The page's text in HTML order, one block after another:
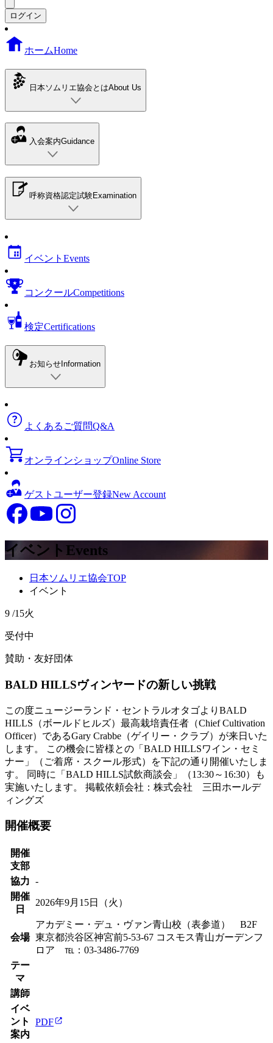
ログイン
ホームHome
日本ソムリエ協会とはAbout Us
入会案内Guidance
呼称資格認定試験Examination
イベント Events
コンクールCompetitions
検定Certifications
お知らせInformation
よくあるご質問Q&A
オンラインショップOnline Store
ゲストユーザー登録New Account
イベント Events
日本ソムリエ協会TOP
イベント
9 /15火
受付中
賛助・友好団体
BALD HILLSヴィンヤードの新しい挑戦
この度ニュージーランド・セントラルオタゴよりBALD
HILLS（ボールドヒルズ）最高栽培責任者（Chief Cultivation
Officer）であるGary Crabbe（ゲイリー・クラブ）が来日いた
します。 この機会に皆様との「BALD HILLSワイン・セミ
ナー」（ご着席・スクール形式）を下記の通り開催いたしま
す。 同時に「BALD HILLS試飲商談会」（13:30～16:30）も
実施いたします。 掲載依頼会社：株式会社 三田ホールデ
ィングズ
開催概要
開催
支部
協力 -
開催
日
2026年9月 15日（火 ）
会場
アカデミー・デュ・ヴァン青山校（表参道） B2F
東京都渋谷区神宮前5-53-67 コスモス青山ガーデンフ
ロア ℡：03-3486-7769
テー
マ
講師
イベ
ント
案内
PDF